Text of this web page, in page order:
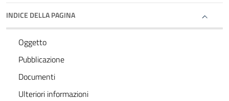
INDICE DELLA PAGINA
Oggetto
Pubblicazione
Documenti
Ulteriori informazioni